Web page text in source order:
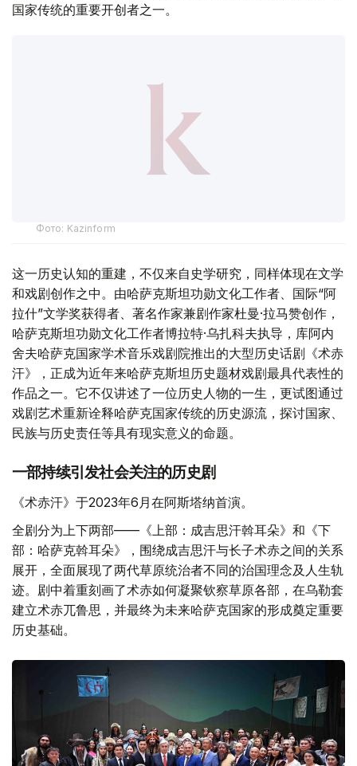
国家传统的重要开创者之一。
这一历史认知的重建，不仅来自史学研究，同样体现在文学
和戏剧创作之中。由哈萨克斯坦功勋文化工作者、国际“阿
拉什”文学奖获得者、著名作家兼剧作家杜曼·拉马赞创作，
哈萨克斯坦功勋文化工作者博拉特·乌扎科夫执导，库阿内
舍夫哈萨克国家学术音乐戏剧院推出的大型历史话剧《术赤
汗》，正成为近年来哈萨克斯坦历史题材戏剧最具代表性的
作品之一。它不仅讲述了一位历史人物的一生，更试图通过
戏剧艺术重新诠释哈萨克国家传统的历史源流，探讨国家、
一部持续引发社会关注的历史剧
《术赤汗》于2023年6月在阿斯塔纳首演。
全剧分为上下两部——《上部：成吉思汗斡耳朵》和《下
部：哈萨克斡耳朵》，围绕成吉思汗与长子术赤之间的关系
展开，全面展现了两代草原统治者不同的治国理念及人生轨
迹。剧中着重刻画了术赤如何凝聚钦察草原各部，在乌勒套
建立术赤兀鲁思，并最终为未来哈萨克国家的形成奠定重要